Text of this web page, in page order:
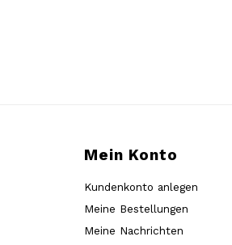
Mein Konto
Kundenkonto anlegen
Meine Bestellungen
Meine Nachrichten